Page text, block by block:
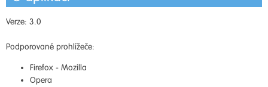
Verze: 3.0
Podporované prohlížeče:
Firefox - Mozilla
Opera